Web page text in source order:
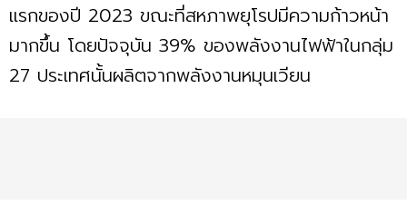
แรกของปี 2023 ขณะที่สหภาพยุโรปมีความก้าวหน้า
มากขึ้น โดยปัจจุบัน 39% ของพลังงานไฟฟ้าในกลุ่ม
27 ประเทศนั้นผลิตจากพลังงานหมุนเวียน